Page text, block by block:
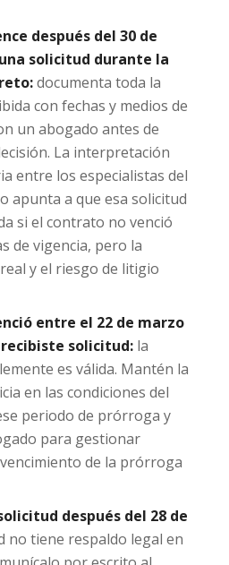
después del 30 de
solicitud durante la
documenta toda la
con fechas y medios de
un abogado antes de
La interpretación
entre los especialistas del
apunta a que esa solicitud
si el contrato no venció
de vigencia, pero la
y el riesgo de litigio
entre el 22 de marzo
solicitud:la
es válida. Mantén la
en las condiciones del
periodo de prórroga y
para gestionar
de la prórroga
después del 28 de
no tiene respaldo legal en